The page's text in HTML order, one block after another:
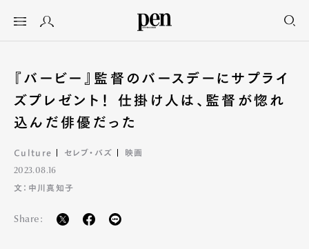
『バービー』監督のバースデーにサプライ
ズプレゼント！ 仕掛け人は、監督が惚れ
込んだ俳優だった
Culture セレブ・バズ 映画
2023.08.16
文：中川真知子
Share: